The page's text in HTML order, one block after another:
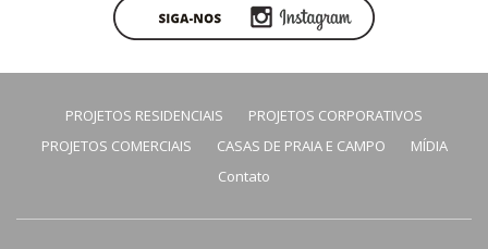
PROJETOS RESIDENCIAIS
PROJETOS CORPORATIVOS
PROJETOS COMERCIAIS
CASAS DE PRAIA E CAMPO
MÍDIA
Contato